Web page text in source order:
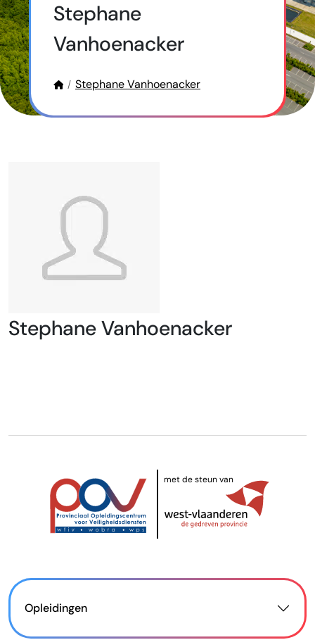
Stephane
Vanhoenacker
Stephane Vanhoenacker
Stephane Vanhoenacker
met de steun van
Opleidingen